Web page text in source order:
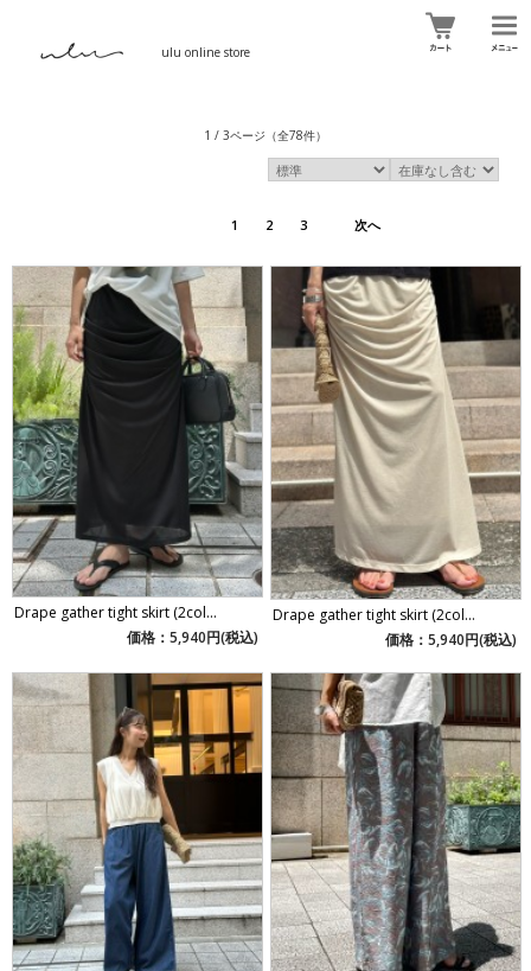
ulu online store
1 / 3ページ （全78件）
1 2 3 次へ
Drape gather tight skirt (2col...
価格：5,940円(税込)
Drape gather tight skirt (2col...
価格：5,940円(税込)